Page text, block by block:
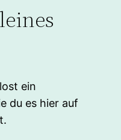
ein
du es hier auf